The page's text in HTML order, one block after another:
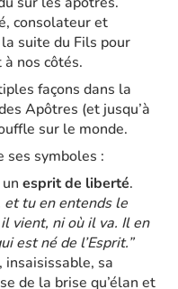
consolateur et
suite du Fils pour
à nos côtés.
façons dans la
Apôtres (et jusqu’à
sur le monde.
ses symboles :
unesprit de liberté.
et tu en entends le
vient, ni où il va. Il en
est né de l’Esprit.”
insaisissable, sa
de la brise qu’élan et